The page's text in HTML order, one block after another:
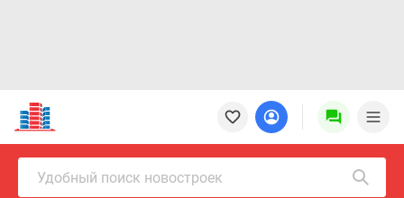
Новостройки
Квартиры
Ипотека
Новостройки
МосквыУдобный поиск новостроек